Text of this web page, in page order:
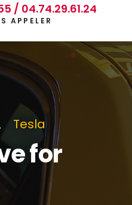
/ 04.74.29.61.24
APPELER
Tesla
for